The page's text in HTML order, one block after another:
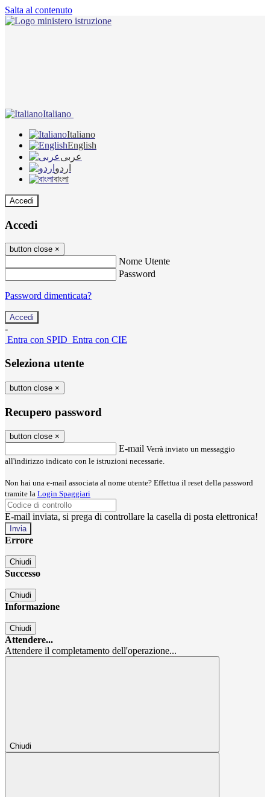
Salta al contenuto
Italiano
Italiano
English
عربى
اردو
বাংলা
Accedi
Accedi
button close ×
Nome Utente
Password
Password dimenticata?
-
Entra con SPID Entra con CIE
Seleziona utente
button close ×
Recupero password
button close ×
E-mail Verrà inviato un messaggio
all'indirizzo indicato con le istruzioni necessarie.
Non hai una e-mail associata al nome utente? Effettua il reset della password
tramite la Login Spaggiari
E-mail inviata, si prega di controllare la casella di posta elettronica!
Errore
Chiudi
Successo
Chiudi
Informazione
Chiudi
Attendere...
Attendere il completamento dell'operazione...
Chiudi